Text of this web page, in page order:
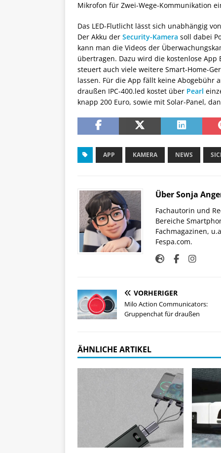
Mikrofon für Zwei-Wege-Kommunikation
Das LED-Flutlicht lässt sich unabhängig
Der Akku der Security-Kamera soll dabei
kann man die Videos der
übertragen. Dazu wird die kostenlose
steuert auch viele weitere Smart-Home-
lassen. Für die App fällt keine Abogebühr
draußen IPC-400.led kostet über Pearl
knapp 200 Euro, sowie mit Solar-Panel,
APP KAMERA NEWS
Über Sonja
Fachautorin und
Bereiche
Fachmagazinen,
Fespa.com.
VORHERIGER
Milo Action Communicators:
Gruppenchat für draußen
ÄHNLICHE ARTIKEL